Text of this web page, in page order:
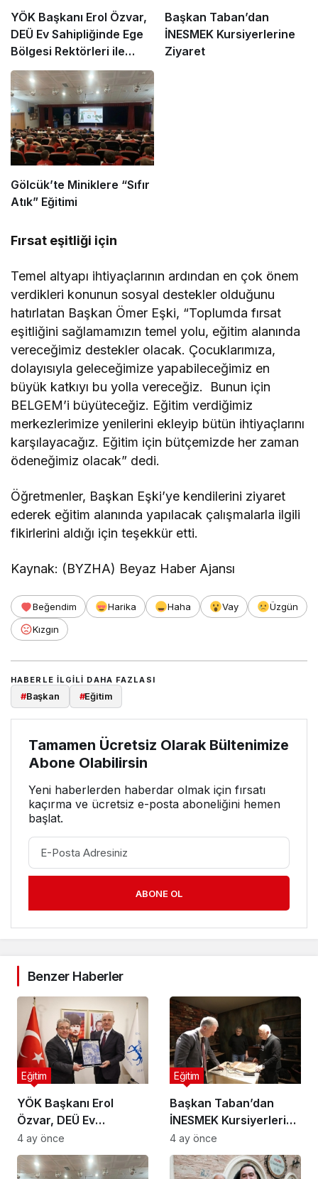
YÖK Başkanı Erol Özvar,
DEÜ Ev Sahipliğinde Ege
Bölgesi Rektörleri ile
Buluştu
Başkan Taban’dan
İNESMEK Kursiyerlerine
Ziyaret
Gölcük’te Miniklere “Sıfır
Atık” Eğitimi
Fırsat eşitliği için
Temel altyapı ihtiyaçlarının ardından en çok önem
verdikleri konunun sosyal destekler olduğunu
hatırlatan Başkan Ömer Eşki, “Toplumda fırsat
eşitliğini sağlamamızın temel yolu, eğitim alanında
vereceğimiz destekler olacak. Çocuklarımıza,
dolayısıyla geleceğimize yapabileceğimiz en
büyük katkıyı bu yolla vereceğiz. Bunun için
BELGEM’i büyüteceğiz. Eğitim verdiğimiz
merkezlerimize yenilerini ekleyip bütün ihtiyaçlarını
karşılayacağız. Eğitim için bütçemizde her zaman
ödeneğimiz olacak” dedi.
Öğretmenler, Başkan Eşki’ye kendilerini ziyaret
ederek eğitim alanında yapılacak çalışmalarla ilgili
fikirlerini aldığı için teşekkür etti.
Kaynak: (BYZHA) Beyaz Haber Ajansı
Beğendim Harika Haha Vay
Üzgün
Kızgın
HABERLE ILGILI DAHA FAZLASI
#Başkan #Eğitim
Tamamen Ücretsiz Olarak Bültenimize
Abone Olabilirsin
Yeni haberlerden haberdar olmak için fırsatı
kaçırma ve ücretsiz e-posta aboneliğini hemen
başlat.
ABONE OL
Benzer Haberler
YÖK Başkanı Erol
Özvar, DEÜ Ev
Sahipliğinde Ege
Bölgesi Rektörleri ile
Buluştu
Eğitim
4 ay önce
Başkan Taban’dan
İNESMEK Kursiyerlerine
Ziyaret
Eğitim
4 ay önce